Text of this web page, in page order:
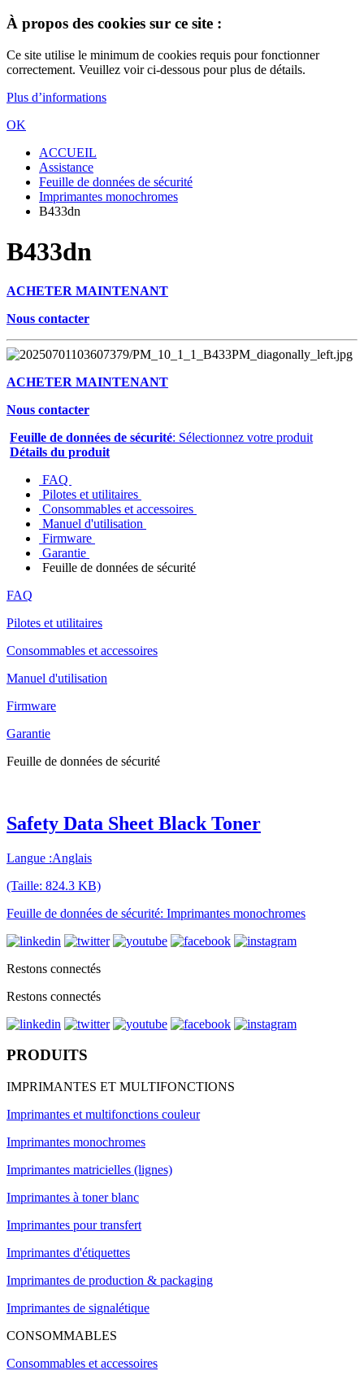
À propos des cookies sur ce site :
Ce site utilise le minimum de cookies requis pour fonctionner
correctement. Veuillez voir ci-dessous pour plus de détails.
Plus d’informations
OK
ACCUEIL
Assistance
Feuille de données de sécurité
Imprimantes monochromes
B433dn
B433dn
ACHETER MAINTENANT
Nous contacter
ACHETER MAINTENANT
Nous contacter
Feuille de données de sécurité: Sélectionnez votre produit
Détails du produit
FAQ
Pilotes et utilitaires
Consommables et accessoires
Manuel d'utilisation
Firmware
Garantie
Feuille de données de sécurité
FAQ
Pilotes et utilitaires
Consommables et accessoires
Manuel d'utilisation
Firmware
Garantie
Feuille de données de sécurité
Safety Data Sheet Black Toner
Langue :Anglais
(Taille: 824.3 KB)
Feuille de données de sécurité: Imprimantes monochromes
Restons connectés
Restons connectés
PRODUITS
IMPRIMANTES ET MULTIFONCTIONS
Imprimantes et multifonctions couleur
Imprimantes monochromes
Imprimantes matricielles (lignes)
Imprimantes à toner blanc
Imprimantes pour transfert
Imprimantes d'étiquettes
Imprimantes de production & packaging
Imprimantes de signalétique
CONSOMMABLES
Consommables et accessoires